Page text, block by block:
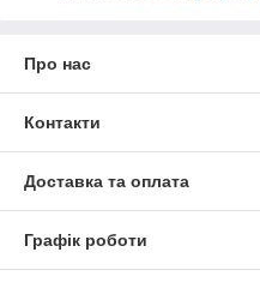
Про нас
Контакти
Доставка та оплата
Графік роботи